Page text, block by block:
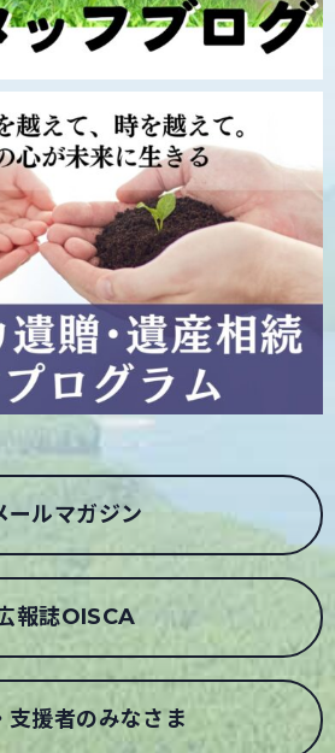
ールマガジン
報誌OISCA
支援者のみなさま